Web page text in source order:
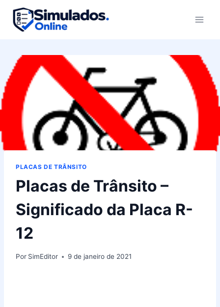
Pular
para
PLACAS DE TRÂNSITO
Placas de Trânsito –
Significado da Placa R-
12
Por SimEditor 9 de janeiro de 2021